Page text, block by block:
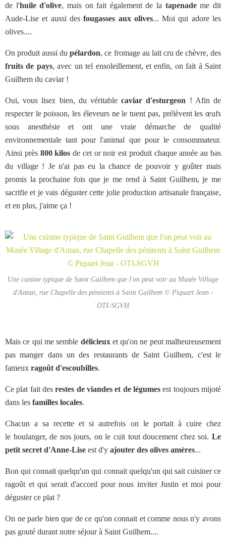
de l'huile d'olive, mais on fait également de la tapenademe dit
Aude-Lise et aussi desfougasses aux olives... Moi qui adore les
olives....
On produit aussi dupélardon, ce fromage au lait cru de chèvre, des
fruits de pays, avec un tel ensoleillement, et enfin, on fait à Saint
Guilhem du caviar !
Oui, vous lisez bien, du véritablecaviar d'esturgeon ! Afin de
respecter le poisson, les éleveurs ne le tuent pas, prélèvent les œufs
sous anesthésie et ont une vraie démarche de qualité
environnementale tant pour l'animal que pour le consommateur.
Ainsi près 800 kilos de cet or noir est produit chaque année au bas
du village ! Je n'ai pas eu la chance de pouvoir y goûter mais
promis la prochaine fois que je me rend à Saint Guilhem, je me
sacrifie et je vais déguster cette jolie production artisanale française,
et en plus, j'aime ça !
Une cuisine typique de Saint Guilhem que l'on peut voir au Musée Village
d'Antan, rue Chapelle des pénitents à Saint Guilhem © Piquart Jean -
OTI-SGVH
Mais ce qui me semble délicieuxet qu'on ne peut malheureusement
pas manger dans un des restaurants de Saint Guilhem, c'est le
fameux ragoût d'escoubilles.
Ce plat fait desrestes de viandes et de légumes est toujours mijoté
dans les familles locales.
Chacun a sa recette et si autrefois on le portait à cuire chez
le boulanger, de nos jours, on le cuit tout doucement chez soi. Le
petit secret d'Anne-Lise est d'y ajouter des olives amères...
Bon qui connait quelqu'un qui connait quelqu'un qui sait cuisiner ce
ragoût et qui serait d'accord pour nous inviter Justin et moi pour
déguster ce plat ?
On ne parle bien que de ce qu'on connait et comme nous n'y avons
pas gouté durant notre séjour à Saint Guilhem....